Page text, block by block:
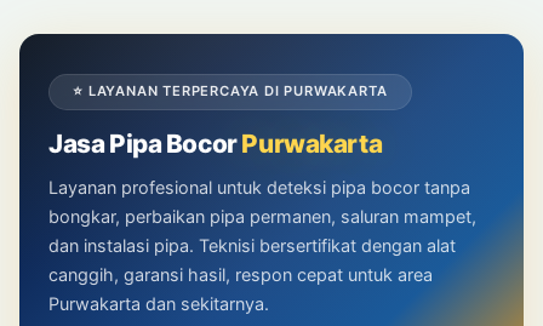
⭐ LAYANAN TERPERCAYA DI PURWAKARTA
Jasa Pipa BocorPurwakarta
Layanan profesional untuk deteksi pipa bocor tanpa
bongkar, perbaikan pipa permanen, saluran mampet,
dan instalasi pipa. Teknisi bersertifikat dengan alat
canggih, garansi hasil, respon cepat untuk area
Purwakarta dan sekitarnya.